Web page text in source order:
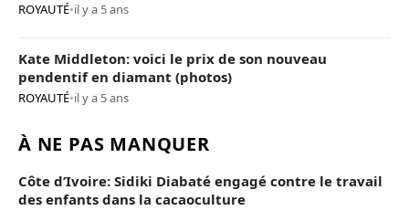
ROYAUTÉ•il y a 5 ans
Kate Middleton: voici le prix de son nouveau
pendentif en diamant (photos)
ROYAUTÉ•il y a 5 ans
À NE PAS MANQUER
Côte d’Ivoire: Sidiki Diabaté engagé contre le travail
des enfants dans la cacaoculture